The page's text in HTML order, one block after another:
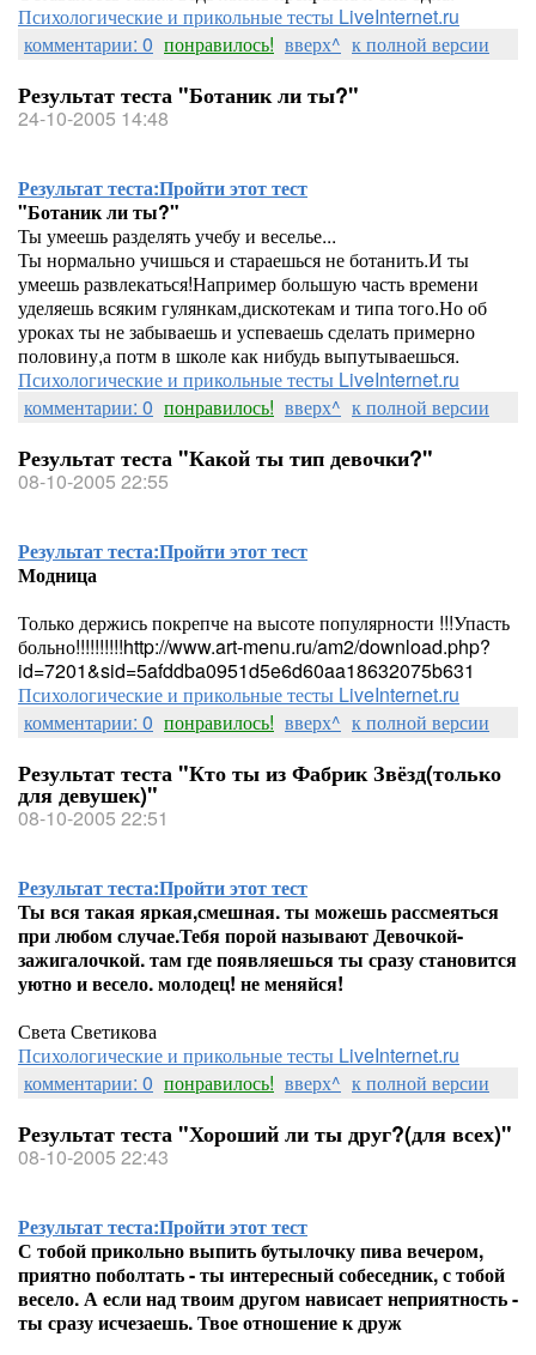
Психологические и прикольные тесты LiveInternet.ru
комментарии: 0 понравилось! вверх^ к полной версии
Результат теста "Ботаник ли ты?"
24-10-2005 14:48
Результат теста:Пройти этот тест
"Ботаник ли ты?"
Ты умеешь разделять учебу и веселье...
Ты нормально учишься и стараешься не ботанить.И ты
умеешь развлекаться!Например большую часть времени
уделяешь всяким гулянкам,дискотекам и типа того.Но об
уроках ты не забываешь и успеваешь сделать примерно
половину,а потм в школе как нибудь выпутываешься.
Психологические и прикольные тесты LiveInternet.ru
комментарии: 0 понравилось! вверх^ к полной версии
Результат теста "Какой ты тип девочки?"
08-10-2005 22:55
Результат теста:Пройти этот тест
Модница
Только держись покрепче на высоте популярности !!!Упасть
больно!!!!!!!!!!http://www.art-menu.ru/am2/download.php?
id=7201&sid=5afddba0951d5e6d60aa18632075b631
Психологические и прикольные тесты LiveInternet.ru
комментарии: 0 понравилось! вверх^ к полной версии
Результат теста "Кто ты из Фабрик Звёзд(только
для девушек)"
08-10-2005 22:51
Результат теста:Пройти этот тест
Ты вся такая яркая,смешная. ты можешь рассмеяться
при любом случае.Тебя порой называют Девочкой-
зажигалочкой. там где появляешься ты сразу становится
уютно и весело. молодец! не меняйся!
Света Светикова
Психологические и прикольные тесты LiveInternet.ru
комментарии: 0 понравилось! вверх^ к полной версии
Результат теста "Хороший ли ты друг?(для всех)"
08-10-2005 22:43
Результат теста:Пройти этот тест
С тобой прикольно выпить бутылочку пива вечером,
приятно поболтать - ты интересный собеседник, с тобой
весело. А если над твоим другом нависает неприятность -
ты сразу исчезаешь. Твое отношение к друж